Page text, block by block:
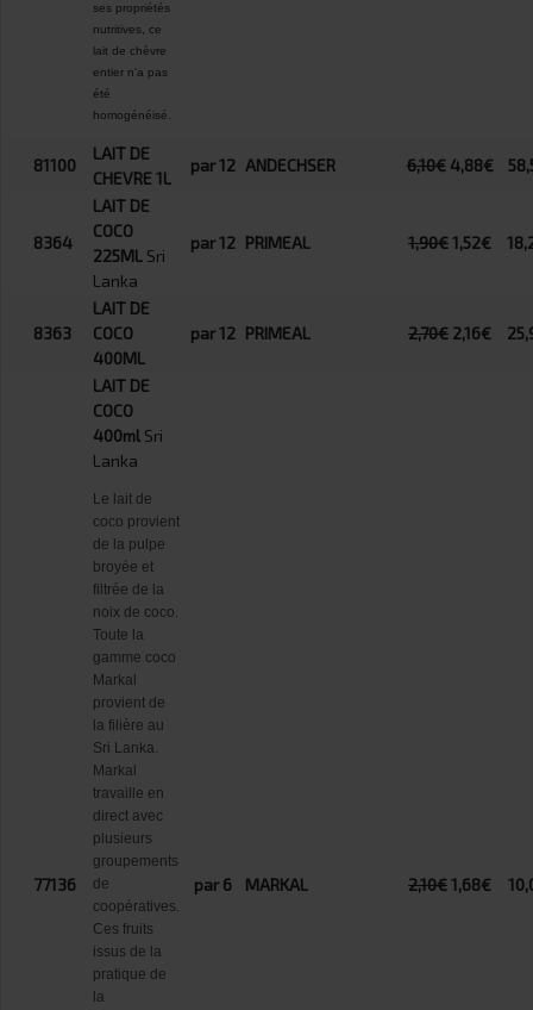
ses propriétés
nutritives, ce
lait de chèvre
entier n'a pas
été
homogénéisé.
81100
LAIT DE
CHEVRE 1L
par 12 ANDECHSER 6,10€ 4,88€
8364
LAIT DE
COCO
225ML Sri
Lanka
par 12 PRIMEAL 1,90€1,52€
8363
LAIT DE
COCO
400ML
par 12 PRIMEAL 2,70€ 2,16€
77136
LAIT DE
COCO
400ml Sri
Lanka
Le lait de
coco provient
de la pulpe
broyée et
filtrée de la
noix de coco.
Toute la
gamme coco
Markal
provient de
la filière au
Sri Lanka.
Markal
travaille en
direct avec
plusieurs
groupements
de
coopératives.
Ces fruits
issus de la
pratique de
la
par 6 MARKAL 2,10€1,68€